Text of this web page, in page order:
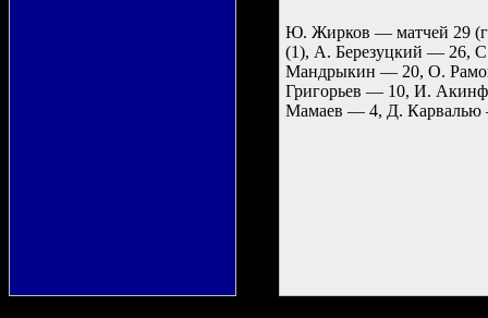
Ю. Жирков — матчей 29
(1), А. Березуцкий — 26,
Мандрыкин — 20, О.
Григорьев — 10, И.
Мамаев — 4, Д.